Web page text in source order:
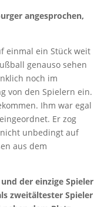
angesprochen,
einmal ein Stück weit
genauso sehen
noch im
von den Spielern ein.
Ihm war egal
Er zog
unbedingt auf
aus dem
der einzige Spieler
zweitältester Spieler